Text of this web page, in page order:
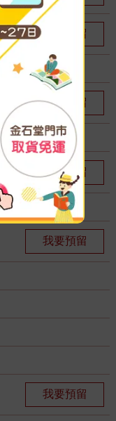
我要預留
我要預留
我要預留
我要預留
我要預留